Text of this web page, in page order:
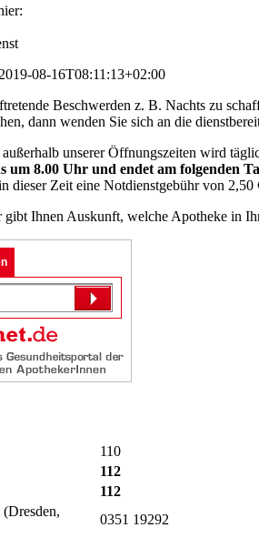
2019-08-16T08:11:13+02:00
Beschwer­den z. B. Nachts zu
dann wen­den Sie sich an die
unse­rer Öff­nungs­zei­ten wird
um 8.00 Uhr und endet am fol­gen­den
die­ser Zeit eine Not­dienst­ge­bühr von 2,50
gibt Ihnen Aus­kunft, wel­che Apo­the­ke in
110
112
112
0351 19292